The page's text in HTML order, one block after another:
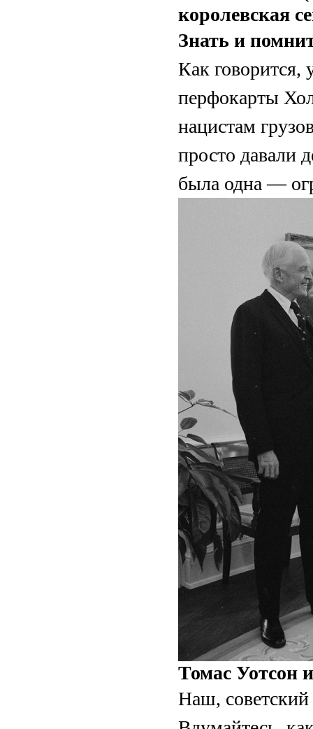
королевская
Знать и
Как говорится,
перфокарты
нацистам
просто давали
была одна —
Томас Уотсон
Наш,